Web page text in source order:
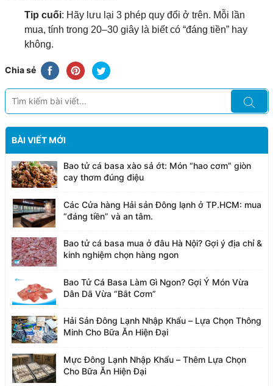
Tip cuối: Hãy lưu lại 3 phép quy đổi ở trên. Mỗi lần
mua, tính trong 20–30 giây là biết có “đáng tiền” hay
không.
Chia sẻ
BÀI VIẾT MỚI
Bao tử cá basa xào sả ớt: Món “hao cơm” giòn
cay thơm đúng điệu
Các Cửa hàng Hải sản Đông lạnh ở TP.HCM: mua
“đáng tiền” và an tâm.
Bao tử cá basa mua ở đâu Hà Nội? Gợi ý địa chỉ &
kinh nghiệm chọn hàng ngon
Bao Tử Cá Basa Làm Gì Ngon? Gợi Ý Món Vừa
Dân Dã Vừa “Bắt Cơm”
Hải Sản Đông Lạnh Nhập Khẩu – Lựa Chọn Thông
Minh Cho Bữa Ăn Hiện Đại
Mực Đông Lạnh Nhập Khẩu – Thêm Lựa Chọn
Cho Bữa Ăn Hiện Đại